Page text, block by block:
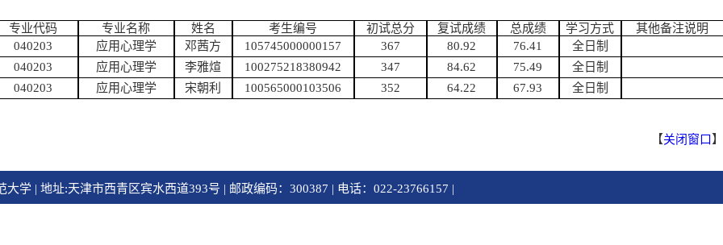
专业代码 专业名称 姓名 考生编号 初试总分 复试成绩 总成绩 学习方式
其他备注说明
040203
应用心理学 邓茜方 105745000000157 367 80.92 76.41
全日制
040203
应用心理学 李雅煊 100275218380942 347 84.62 75.49
全日制
040203
应用心理学 宋朝利 100565000103506 352 64.22 67.93 全日制
【关闭窗口 】
大学 | 地址:天津市西青区宾水西道393号 | 邮政编码：300387 | 电话：022-23766157 |